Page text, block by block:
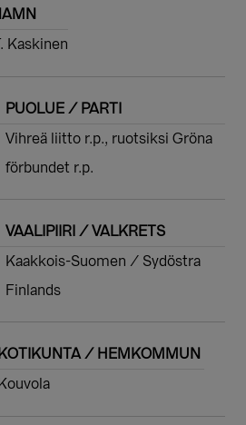
Kaskinen
PUOLUE / PARTI
Vihreä liitto r.p., ruotsiksi Gröna
förbundet r.p.
VAALIPIIRI / VALKRETS
Kaakkois-Suomen / Sydöstra
Finlands
KOTIKUNTA / HEMKOMMUN
Kouvola